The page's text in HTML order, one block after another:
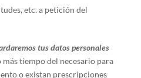
etc. a petición del
tus datos personales
tiempo del necesario para
o existan prescripciones